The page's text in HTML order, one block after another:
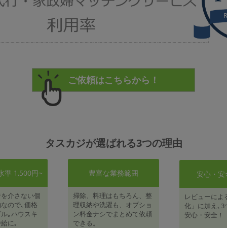
タスカジが選ばれる3つの理由
準 1,500円~
介さない個
ので､価格
｡ハウスキ
に｡
豊富な業務範囲
掃除、料理はもちろん、整
理収納や洗濯も、オプショ
ン料金ナシでまとめて依頼
できる。
安心・
レビューによ
化」に加え､
安心・安全！